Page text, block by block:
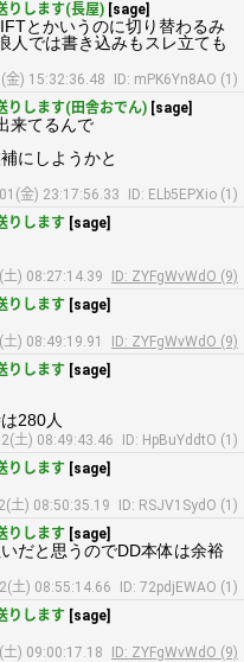
りします(長屋) [sage]
とかいうのに切り替わるみ
では書き込みもスレ立ても
) 15:32:36.48
ID: mPK6Yn8AO (1)
りします(田舎おでん) [sage]
来てるんで
にしようかと
金) 23:17:56.33
ID: ELb5EPXio (1)
りします [sage]
) 08:27:14.39
ID: ZYFgWvWdO (9)
りします [sage]
) 08:49:19.91
ID: ZYFgWvWdO (9)
りします [sage]
280人
土) 08:49:43.46
ID: HpBuYddtO (1)
りします [sage]
土) 08:50:35.19
ID: RSJV1SydO (1)
りします [sage]
だと思うのでDD本体は余裕
土) 08:55:14.66
ID: 72pdjEWAO (1)
りします [sage]
) 09:00:17.18
ID: ZYFgWvWdO (9)